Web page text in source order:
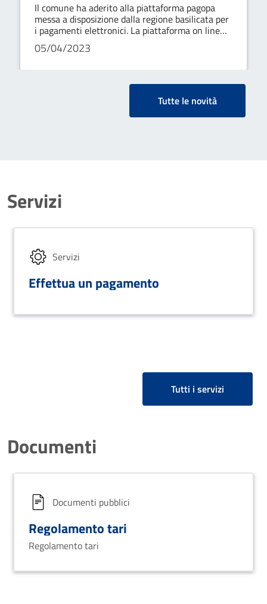
Il comune ha aderito alla piattaforma pagopa
messa a disposizione dalla regione basilicata per
i pagamenti elettronici. La piattaforma on line
consente a cittadini ed imprese di eseguire i
pagamenti nei confronti della pubblica
05/04/2023
Tutte le novità
Servizi
Servizi
Effettua un pagamento
Tutti i servizi
Documenti
Documenti pubblici
Regolamento tari
Regolamento tari